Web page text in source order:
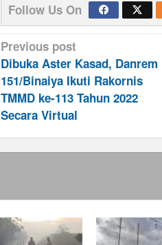
Follow Us On
Post
navigation
Previous post
Dibuka Aster Kasad, Danrem
151/Binaiya Ikuti Rakornis
TMMD ke-113 Tahun 2022
Secara Virtual